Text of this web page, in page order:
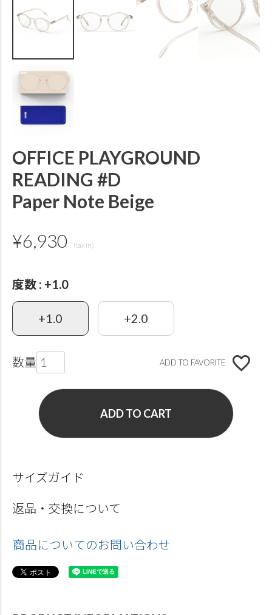
OFFICE PLAYGROUND
READING #D
Paper Note Beige
¥6,930
度数 +1.0
+1.0 +2.0
ADD TO FAVORITE
ADD TO CART
サイズガイド
返品・交換について
商品についてのお問い合わせ